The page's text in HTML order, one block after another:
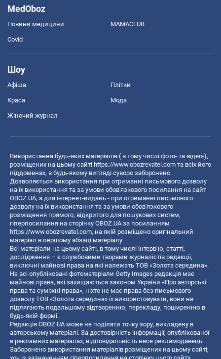
MedOboz
Новини медицини MAMACLUB
Covid
Шоу
Афіша Плітки
Краса Мода
Жіночий журнал
Використання будь-яких матеріалів ( в тому числі фото- та відео-),
розміщених на цьому сайті https://www.obozrevatel.com та всіх його
піддоменах, в будь-якому вигляді суворо заборонено.
Дозволяється використання при отриманні письмового дозволу
на їх використання та за умови обов'язкового посилання на сайт
OBOZ.UA, а для інтернет-видань - при отриманні письмового
дозволу на їх використання та за умови обов'язкового
розміщення прямого, відкритого для пошукових систем,
гіперпосилання на сторінку OBOZ.UA за посиланням
https://www.obozrevatel.com, на якій розміщено оригінальний
матеріал в першому абзаці матеріалу.
Всі матеріали на цьому сайті, в тому числі інтерв’ю, статті,
дослідження – є службовими творами журналістів редакції,
виключні майнові права на які належать ТОВ «Золота середина».
На всі опубліковані фотоматеріали Getty Images редакція має
майнові права, які захищаються законом України «Про авторські
права та суміжні права», ніхто не має права без письмового
дозволу ТОВ «Золота середина» їх використовувати, вони не
підлягають подальшому відтворенню, перекладу, поширенню в
будь-якій формі.
Редакція OBOZ.UA може не поділяти точку зору, викладену в
авторському матеріалі. За достовірність інформації, опублікованої
в рекламних матеріалах, відповідальність несе рекламодавець.
Заборонено використання матеріалів розміщених на цьому сайті,